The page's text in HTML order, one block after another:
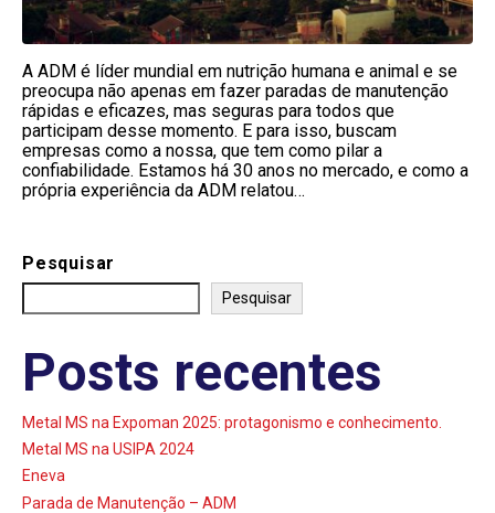
A ADM é líder mundial em nutrição humana e animal e se
preocupa não apenas em fazer paradas de manutenção
rápidas e eficazes, mas seguras para todos que
participam desse momento. E para isso, buscam
empresas como a nossa, que tem como pilar a
confiabilidade. Estamos há 30 anos no mercado, e como a
própria experiência da ADM relatou…
Pesquisar
Pesquisar
Posts recentes
Metal MS na Expoman 2025: protagonismo e conhecimento.
Metal MS na USIPA 2024
Eneva
Parada de Manutenção – ADM